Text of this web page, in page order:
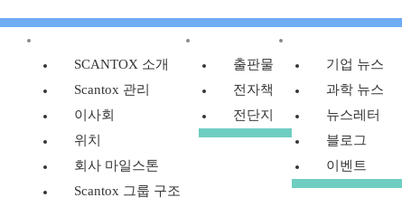
기업 뉴스
과학 뉴스
뉴스레터
블로그
이벤트
출판물
전자책
전단지
SCANTOX 소개
Scantox 관리
이사회
위치
회사 마일스톤
Scantox 그룹 구조